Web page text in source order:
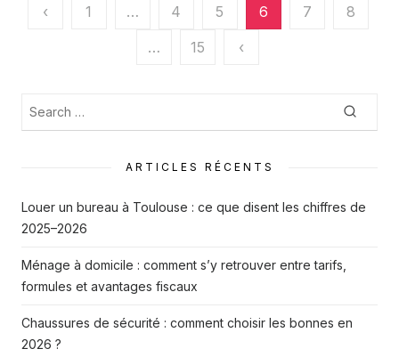
Pagination
‹ 1 … 4 5 6 7
8
…
15 ‹
Recherche
ARTICLES RÉCENTS
Louer un bureau à Toulouse : ce que disent les chiffres de
2025–2026
Ménage à domicile : comment s’y retrouver entre tarifs,
formules et avantages fiscaux
Chaussures de sécurité : comment choisir les bonnes en
2026 ?